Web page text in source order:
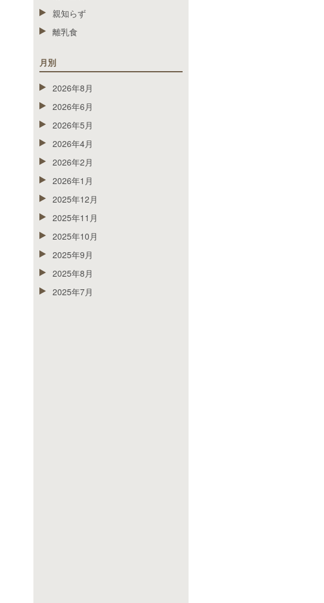
親知らず
離乳食
月別
2026年8月
2026年6月
2026年5月
2026年4月
2026年2月
2026年1月
2025年12月
2025年11月
2025年10月
2025年9月
2025年8月
2025年7月